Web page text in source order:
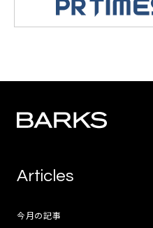
Articles
今月の記事